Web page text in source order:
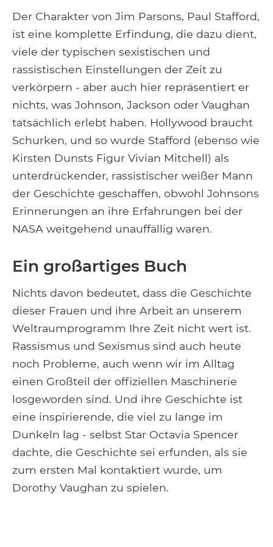
Der Charakter von Jim Parsons, Paul Stafford,
ist eine komplette Erfindung, die dazu dient,
viele der typischen sexistischen und
rassistischen Einstellungen der Zeit zu
verkörpern - aber auch hier repräsentiert er
nichts, was Johnson, Jackson oder Vaughan
tatsächlich erlebt haben. Hollywood braucht
Schurken, und so wurde Stafford (ebenso wie
Kirsten Dunsts Figur Vivian Mitchell) als
unterdrückender, rassistischer weißer Mann
der Geschichte geschaffen, obwohl Johnsons
Erinnerungen an ihre Erfahrungen bei der
NASA weitgehend unauffällig waren.
Ein großartiges Buch
Nichts davon bedeutet, dass die Geschichte
dieser Frauen und ihre Arbeit an unserem
Weltraumprogramm Ihre Zeit nicht wert ist.
Rassismus und Sexismus sind auch heute
noch Probleme, auch wenn wir im Alltag
einen Großteil der offiziellen Maschinerie
losgeworden sind. Und ihre Geschichte ist
eine inspirierende, die viel zu lange im
Dunkeln lag - selbst Star Octavia Spencer
dachte, die Geschichte sei erfunden, als sie
zum ersten Mal kontaktiert wurde, um
Dorothy Vaughan zu spielen.